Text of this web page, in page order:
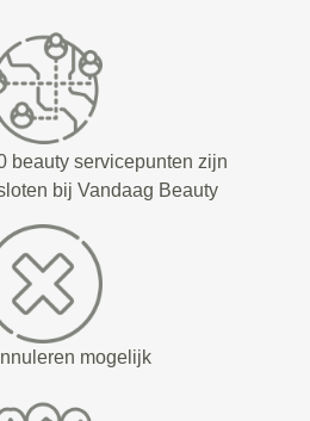
beauty servicepunten zijn
bij Vandaag Beauty
mogelijk